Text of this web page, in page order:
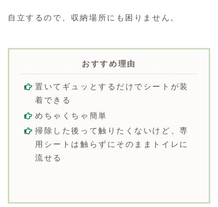
自立するので、収納場所にも困りません。
おすすめ理由
置いてギュッとするだけでシートが装
着できる
めちゃくちゃ簡単
掃除した後って触りたくないけど、専
用シートは触らずにそのままトイレに
流せる